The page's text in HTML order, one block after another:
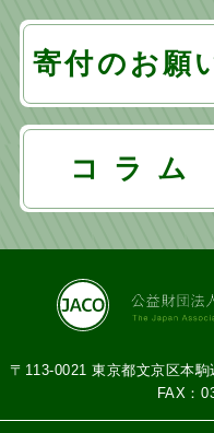
ー
送
寄付のお願
コ ラ ム
〒113-0021 東京都文京区本
FAX：